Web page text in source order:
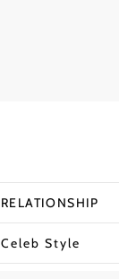
RELATIONSHIP
Celeb Style